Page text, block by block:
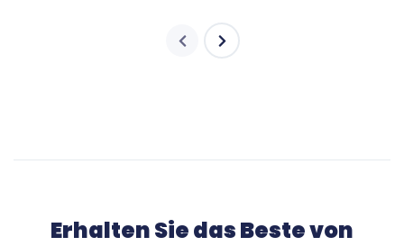
Erhalten Sie das Beste von